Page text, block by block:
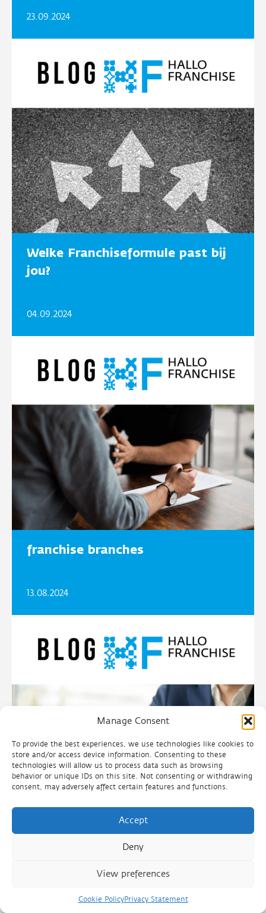
Manage Consent
To provide the best experiences, we use technologies like cookies to
store and/or access device information. Consenting to these
technologies will allow us to process data such as browsing
behavior or unique IDs on this site. Not consenting or withdrawing
consent, may adversely affect certain features and functions.
Accept
Deny
View preferences
Cookie PolicyPrivacy Statement
23.09.2024
Welke Franchiseformule past bij
jou?
04.09.2024
franchise branches
13.08.2024
Franchiserelatie; een ‘life-time